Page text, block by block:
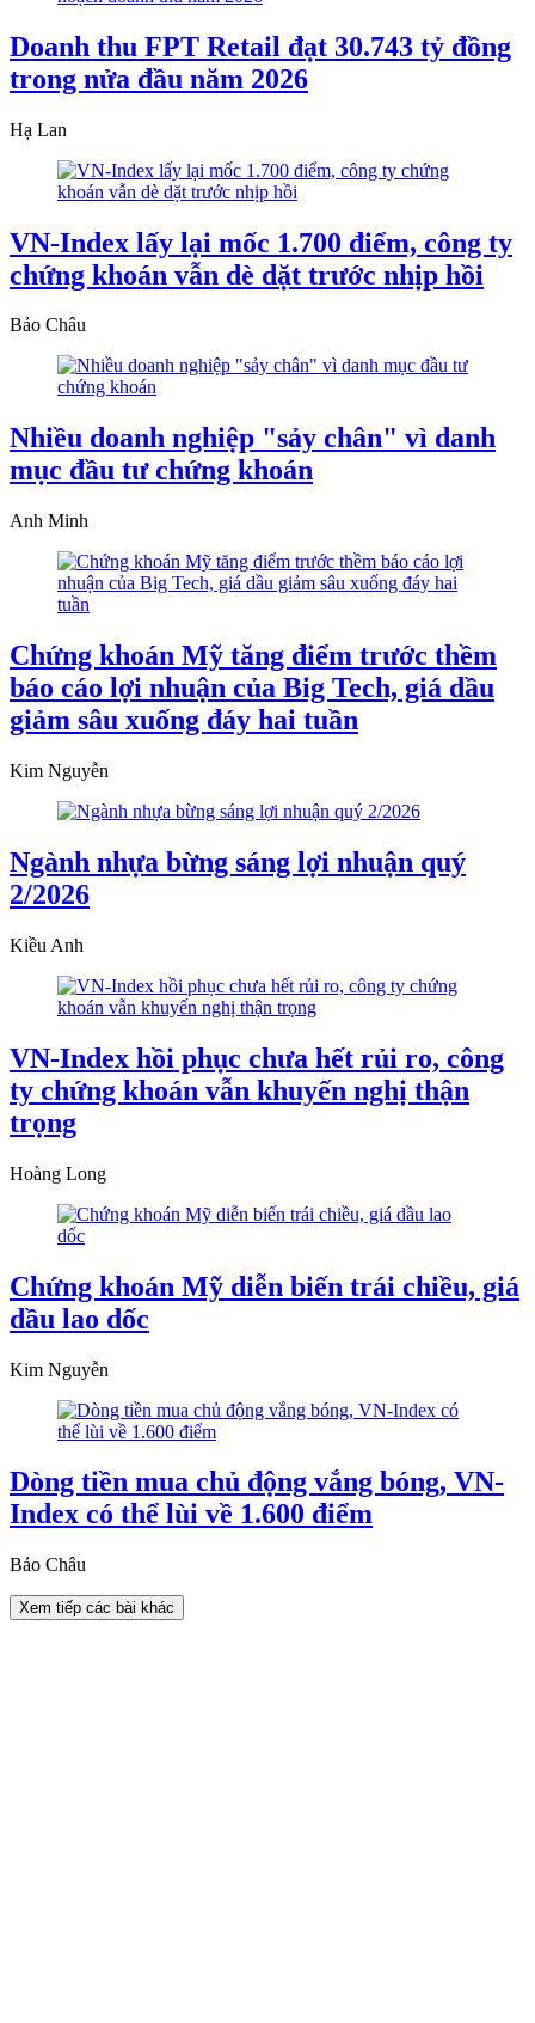
Doanh thu FPT Retail đạt 30.743 tỷ đồng
trong nửa đầu năm 2026
Hạ Lan
VN-Index lấy lại mốc 1.700 điểm, công ty
chứng khoán vẫn dè dặt trước nhịp hồi
Bảo Châu
Nhiều doanh nghiệp "sảy chân" vì danh
mục đầu tư chứng khoán
Anh Minh
Chứng khoán Mỹ tăng điểm trước thềm
báo cáo lợi nhuận của Big Tech, giá dầu
giảm sâu xuống đáy hai tuần
Kim Nguyễn
Ngành nhựa bừng sáng lợi nhuận quý
2/2026
Kiều Anh
VN-Index hồi phục chưa hết rủi ro, công
ty chứng khoán vẫn khuyến nghị thận
trọng
Hoàng Long
Chứng khoán Mỹ diễn biến trái chiều, giá
dầu lao dốc
Kim Nguyễn
Dòng tiền mua chủ động vắng bóng, VN-
Index có thể lùi về 1.600 điểm
Bảo Châu
Xem tiếp các bài khác